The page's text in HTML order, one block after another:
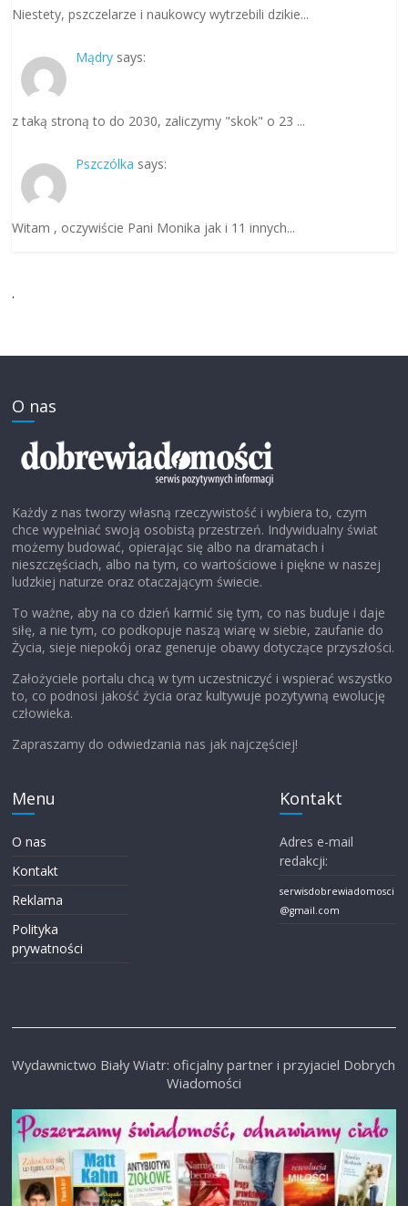
Niestety, pszczelarze i naukowcy wytrzebili dzikie...
Mądry says:
z taką stroną to do 2030, zaliczymy "skok" o 23 ...
Pszczólka says:
Witam , oczywiście Pani Monika jak i 11 innych...
.
O nas
Każdy z nas tworzy własną rzeczywistość i wybiera to, czym
chce wypełniać swoją osobistą przestrzeń. Indywidualny świat
możemy budować, opierając się albo na dramatach i
nieszczęściach, albo na tym, co wartościowe i piękne w naszej
ludzkiej naturze oraz otaczającym świecie.
To ważne, aby na co dzień karmić się tym, co nas buduje i daje
siłę, a nie tym, co podkopuje naszą wiarę w siebie, zaufanie do
Życia, sieje niepokój oraz generuje obawy dotyczące przyszłości.
Założyciele portalu chcą w tym uczestniczyć i wspierać wszystko
to, co podnosi jakość życia oraz kultywuje pozytywną ewolucję
człowieka.
Zapraszamy do odwiedzania nas jak najczęściej!
Menu
O nas
Kontakt
Reklama
Polityka
prywatności
Kontakt
Adres e-mail
redakcji:
serwisdobrewiadomosci
@gmail.com
Wydawnictwo Biały Wiatr: oficjalny partner i przyjaciel Dobrych
Wiadomości